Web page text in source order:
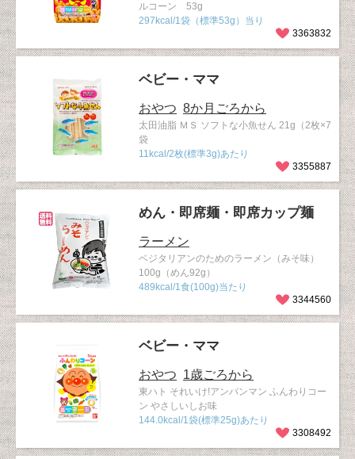
ルコーン 53g
297kcal/1袋（標準53g）当り
3363832
ベビー・ママ
おやつ 8か月ごろから
太田油脂 ＭＳ ソフトな小魚せん 21g（2枚×7
袋
11kcal/2枚(標準3g)あたり
3355887
めん・即席麺・即席カップ麺
ラーメン
ベジタリアンのためのラーメン（みそ味）
100g（めん92g）
489kcal/1食(100g)当たり
3344560
ベビー・ママ
おやつ 1歳ごろから
東ハト それいけ!アンパンマン ふんわりコー
ン やさしいしお味
144.0kcal/1袋(標準25g)あたり
3308492